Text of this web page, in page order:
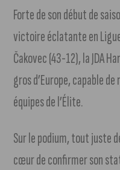
Forte de son début de
victoire éclatante en
Čakovec (43-12), la JDA
gros d’Europe, capable
équipes de l’Élite.
Sur le podium, tout juste
cœur de confirmer son